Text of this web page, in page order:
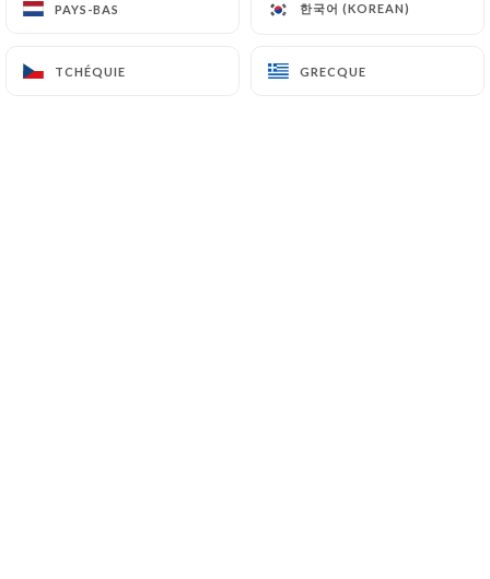
PAYS-BAS 한국어 (KOREAN)
TCHÉQUIE GRECQUE
PAYS-BAS 한국어 (KOREAN)
TCHÉQUIE GRECQUE